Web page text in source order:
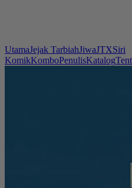
UtamaJejak TarbiahJiwaJTXSiri
KomikKomboPenulisKatalog